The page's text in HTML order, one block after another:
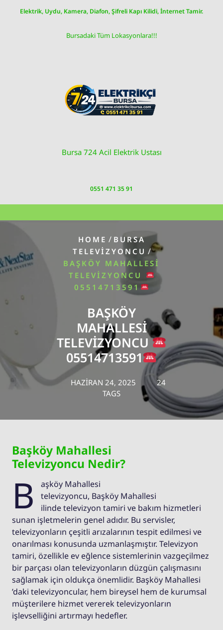
Elektrik, Uydu, Kamera, Diafon, Şifreli Kapı Kilidi, İnternet Tamir.
Bursadaki Tüm Lokasyonlara!!!
Bursa 724 Acil Elektrik Ustası
0551 471 35 91
HOME / BURSA
TELEVIZYONCU /
BAŞKÖY MAHALLESI
TELEVIZYONCU
05514713591
BAŞKÖY
MAHALLESI
TELEVIZYONCU
05514713591
HAZIRAN 24, 2025
24
TAGS
Başköy Mahallesi
Televizyoncu Nedir?
B
aşköy Mahallesi
televizyoncu, Başköy Mahallesi
ilinde televizyon tamiri ve bakım hizmetleri
sunan işletmelerin genel adıdır. Bu servisler,
televizyonların çeşitli arızalarının tespit edilmesi ve
onarılması konusunda uzmanlaşmıştır. Televizyon
tamiri, özellikle ev eğlence sistemlerinin vazgeçilmez
bir parçası olan televizyonların düzgün çalışmasını
sağlamak için oldukça önemlidir. Başköy Mahallesi
’daki televizyoncular, hem bireysel hem de kurumsal
müşterilere hizmet vererek televizyonların
işlevselliğini artırmayı hedefler.